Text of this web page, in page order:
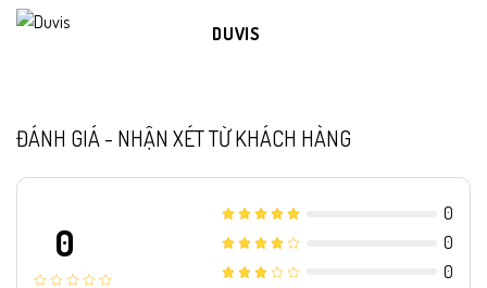
DUVIS
ĐÁNH GIÁ - NHẬN XÉT TỪ KHÁCH HÀNG
0
0
0
0